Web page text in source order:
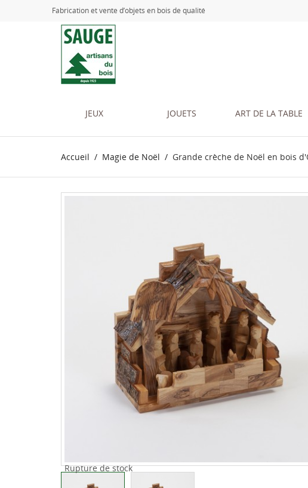
Fabrication et vente d’objets en bois de qualité
JEUX JOUETS ART DE LA TABLE
Accueil Magie de Noël Grande crèche de Noël en bois
Rupture de stock